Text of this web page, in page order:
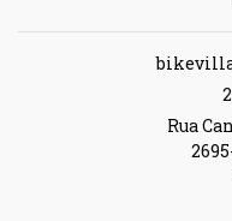
Rua